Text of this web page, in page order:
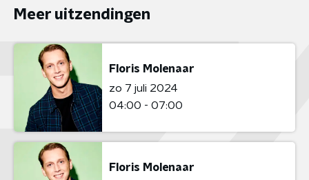
Meer uitzendingen
Floris Molenaar
zo 7 juli 2024
04:00 - 07:00
Floris Molenaar